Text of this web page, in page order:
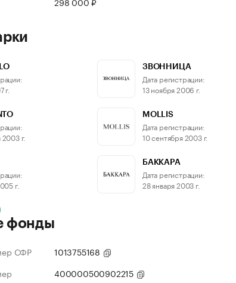
г.
ЗВОННИЦА
Дата регистрации:
13 ноября 2006 г.
г.
MOLLIS
Дата регистрации:
10 сентября 2003 г.
г.
БАККАРА
Дата регистрации:
28 января 2003 г.
фонды
СФР
1013755168
400000500902215